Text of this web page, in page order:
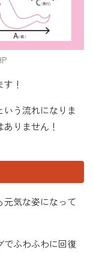
！
いう流れになりま
りません！
元気な姿になって
でふわふわに回復